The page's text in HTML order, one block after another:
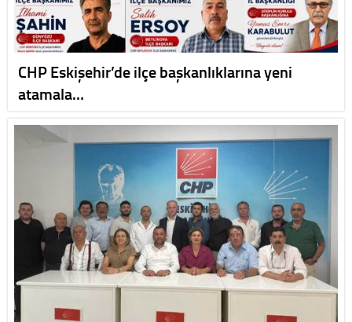
CHP Eskişehir’de ilçe başkanlıklarına yeni
atamala…